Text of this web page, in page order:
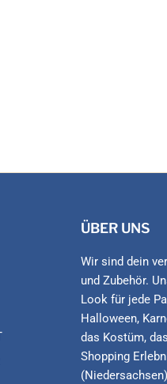
ÜBER UNS
Wir sind dein
und Zubehör.
Look für jede
Halloween,
das Kostüm,
Shopping